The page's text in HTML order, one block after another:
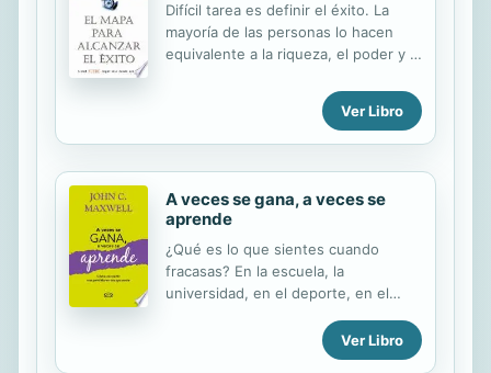
Difícil tarea es definir el éxito. La
mayoría de las personas lo hacen
equivalente a la riqueza, el poder y la
es algo que uno adquiere o logra.
Más bien es un viaje que se
emprende y que dura toda la vida. En
hace partícipes de sus ideas acerca
de lo que significa ser exitoso.
Revela una definición que pone el
éxito genuino a su alcance, y le
motiva para seguir luchando por sus
Ver Libro
A veces se gana, a veces se
aprende
¿Qué es lo que sientes cuando
fracasas? En la escuela, la
universidad, en el deporte, en el
no siempre sabemos darle un giro
positivo. ¿Cómo se hace eso?
Ver Libro